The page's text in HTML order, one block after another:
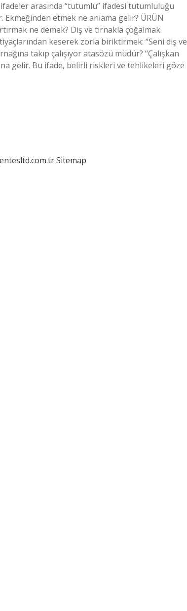
arasında “tutumlu” ifadesi tutumluluğu
etmek ne anlama gelir? ÜRÜN
ne demek? Diş ve tırnakla çoğalmak.
keserek zorla biriktirmek: “Seni diş ve
takıp çalışıyor atasözü müdür? “Çalışkan
gelir. Bu ifade, belirli riskleri ve tehlikeleri göze
Sitemap